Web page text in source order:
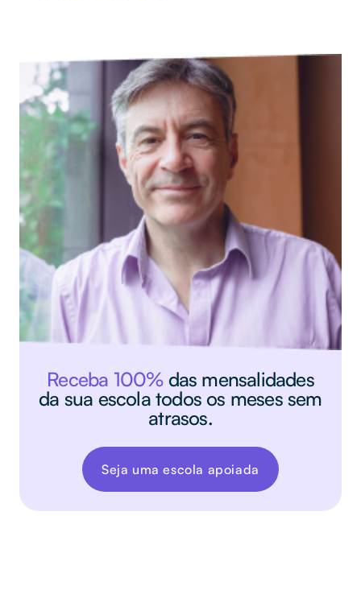
Receba 100%das mensalidades
da sua escola todos os meses sem
atrasos.
Seja uma escola apoiada